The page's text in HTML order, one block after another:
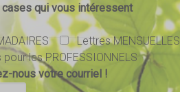
qui vous intéressent
Lettres MENSUELLES
les PROFESSIONNELS
nous votre courriel !